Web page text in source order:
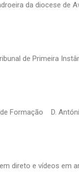
da diocese de
de Primeira
Formação D.
direto e vídeos em